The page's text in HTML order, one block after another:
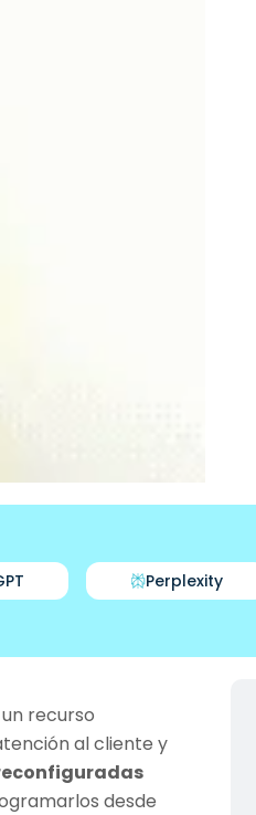
Perplexity
recurso
al cliente y
desde